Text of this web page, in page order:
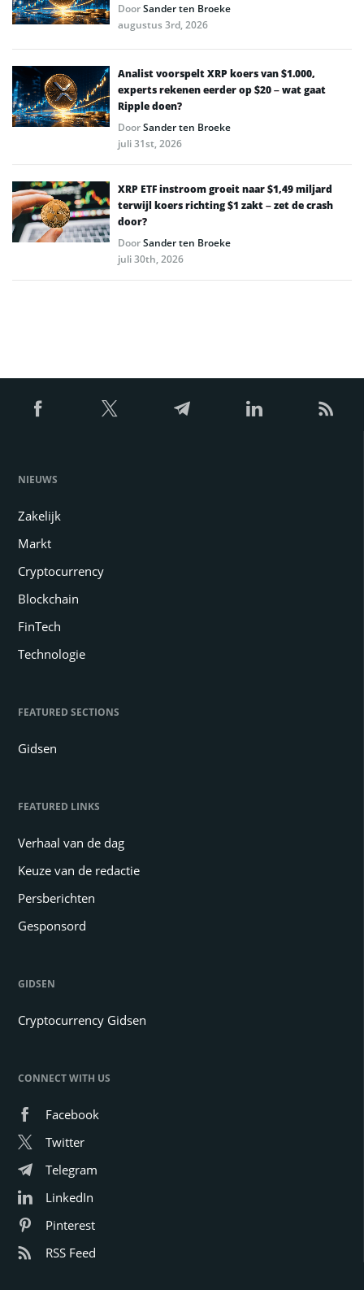
DoorSander ten Broeke
augustus 3rd, 2026
Analist voorspelt XRP koers van $1.000,
experts rekenen eerder op $20 – wat gaat
Ripple doen?
DoorSander ten Broeke
juli 31st, 2026
XRP ETF instroom groeit naar $1,49 miljard
terwijl koers richting $1 zakt – zet de crash
door?
DoorSander ten Broeke
juli 30th, 2026
NIEUWS
Zakelijk
Markt
Cryptocurrency
Blockchain
FinTech
Technologie
FEATURED SECTIONS
Gidsen
FEATURED LINKS
Verhaal van de dag
Keuze van de redactie
Persberichten
Gesponsord
GIDSEN
Cryptocurrency Gidsen
CONNECT WITH US
Facebook
Twitter
Telegram
LinkedIn
Pinterest
RSS Feed